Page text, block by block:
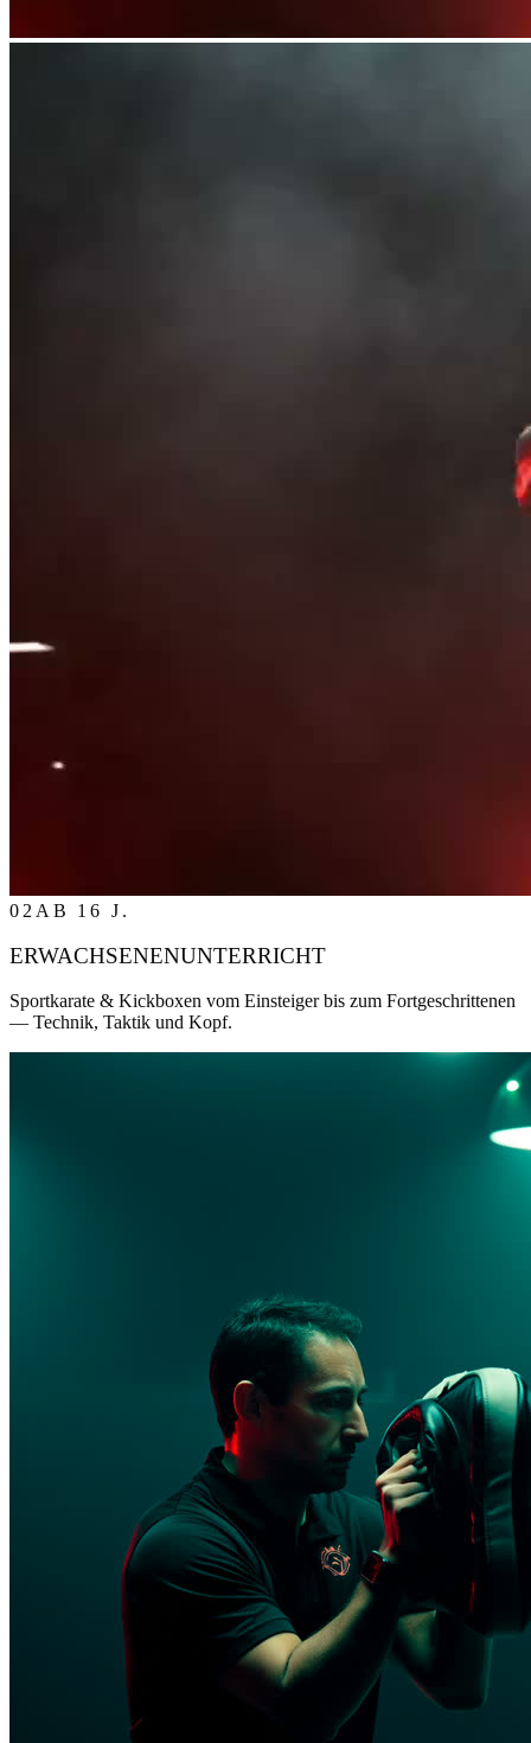
02 AB 16 J.
ERWACHSENENUNTERRICHT
Sportkarate & Kickboxen vom Einsteiger bis zum Fortgeschrittenen
— Technik, Taktik und Kopf.